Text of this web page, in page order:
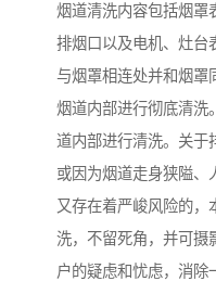
烟道清洗内容包括烟罩
排烟口以及电机、灶台
与烟罩相连处并和烟罩
烟道内部进行彻底清洗
道内部进行清洗。关于
或因为烟道走身狭隘、
又存在着严峻风险的，
洗，不留死角，并可摄
户的疑虑和忧虑，消除